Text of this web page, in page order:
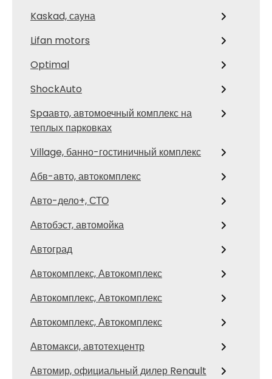
Kaskad, сауна
Lifan motors
Optimal
ShockAuto
Spaавто, автомоечный комплекс на
теплых парковках
Village, банно-гостиничный комплекс
Абв-авто, автокомплекс
Авто-дело+, СТО
Автобэст, автомойка
Автоград
Автокомплекс, Автокомплекс
Автокомплекс, Автокомплекс
Автокомплекс, Автокомплекс
Автомакси, автотехцентр
Автомир, официальный дилер Renault